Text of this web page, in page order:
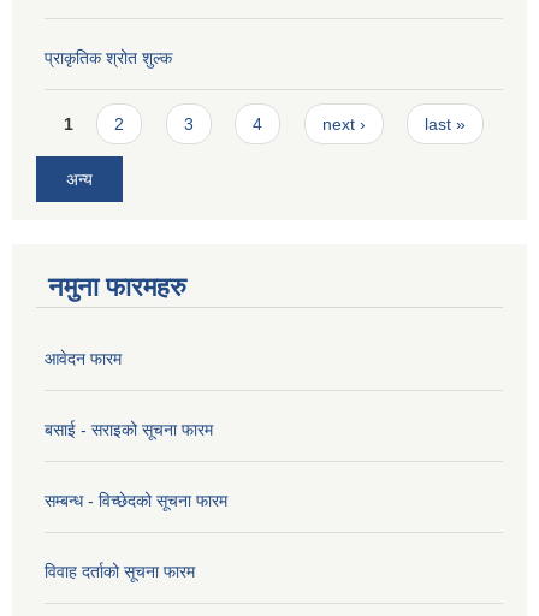
प्राकृतिक श्रोत शुल्क
Pages
1 2 3 4 next › last »
अन्य
नमुना फारमहरु
आवेदन फारम
बसाई - सराइको सूचना फारम
सम्बन्ध - विच्छेदको सूचना फारम
विवाह दर्ताको सूचना फारम